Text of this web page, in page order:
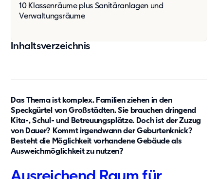
Nachhaltigkeit
Referenzen
Fachartikel
Whitepaper
Insights
Über uns
10 Klassenräume plus Sanitäranlagen und
Verwaltungsräume
Inhaltsverzeichnis
Das Thema ist komplex. Familien ziehen in den
Speckgürtel von Großstädten. Sie brauchen dringend
Kita-, Schul- und Betreuungsplätze. Doch ist der Zuzug
von Dauer? Kommt irgendwann der Geburtenknick?
Besteht die Möglichkeit vorhandene Gebäude als
Ausweichmöglichkeit zu nutzen?